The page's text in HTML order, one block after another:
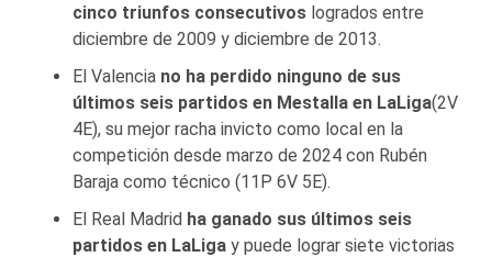
cinco triunfos consecutivos logrados entre
diciembre de 2009 y diciembre de 2013.
El Valencia no ha perdido ninguno de sus
últimos seis partidos en Mestalla en LaLiga(2V
4E), su mejor racha invicto como local en la
competición desde marzo de 2024 con Rubén
Baraja como técnico (11P 6V 5E).
El Real Madrid ha ganado sus últimos seis
partidos en LaLiga y puede lograr siete victorias